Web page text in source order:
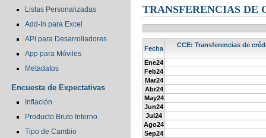
Listas Personalizadas
Add-In para Excel
API para Desarrolladores
App para Móviles
Metadatos
Encuesta de Expectativas
Inflación
Producto Bruto Interno
Tipo de Cambio
TRANSFERENCIAS DE
Fecha CCE: Transferencias de
Ene24
Feb24
Mar24
Abr24
May24
Jun24
Jul24
Ago24
Sep24